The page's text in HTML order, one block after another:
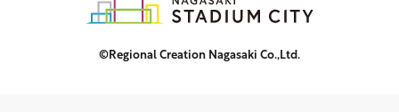
©Regional Creation Nagasaki Co.,Ltd.